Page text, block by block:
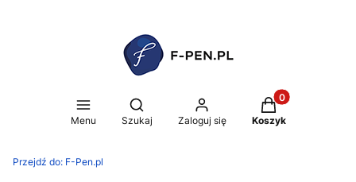
Menu
Otwórz wyszukiwarkę
Szukaj Zaloguj się
Produkty w
Koszyk
Przejdź do: F-Pen.pl